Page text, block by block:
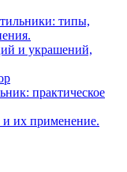
типы,
и украшений,
практическое
их применение.